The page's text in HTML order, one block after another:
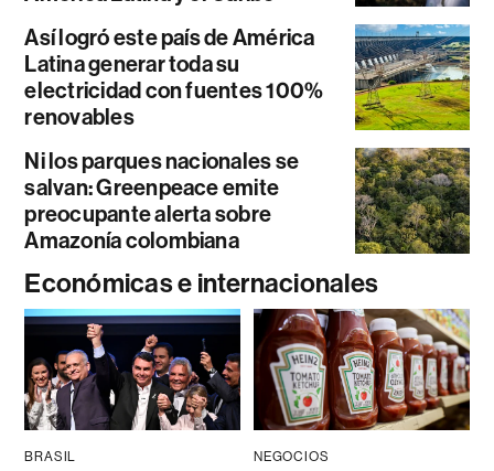
Así logró este país de América
Latina generar toda su
electricidad con fuentes 100%
renovables
Ni los parques nacionales se
salvan: Greenpeace emite
preocupante alerta sobre
Amazonía colombiana
Económicas e internacionales
BRASIL NEGOCIOS